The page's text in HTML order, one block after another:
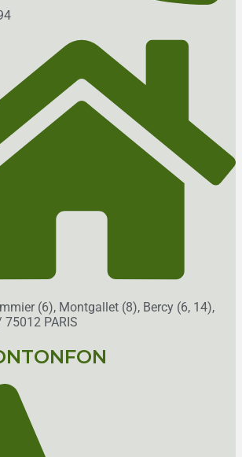
(6), Montgallet (8), Bercy (6, 14),
75012 PARIS